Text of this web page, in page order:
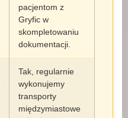
pacjentom z
Gryfic w
skompletowaniu
dokumentacji.
Tak, regularnie
wykonujemy
transporty
międzymiastowe